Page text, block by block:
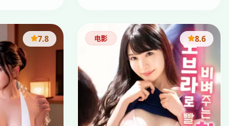
7.8 电影 8.6